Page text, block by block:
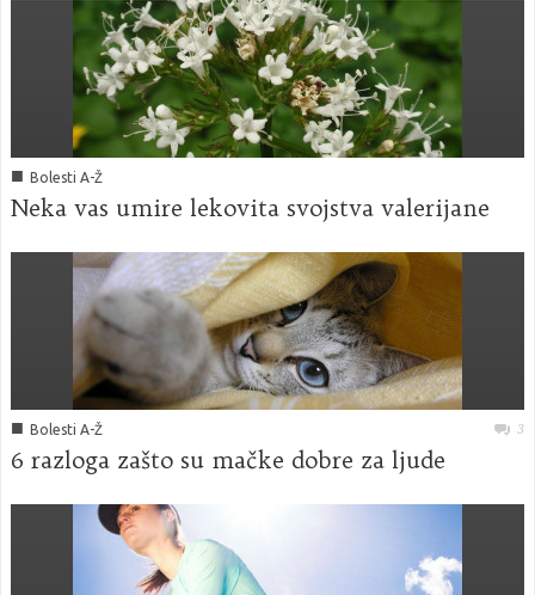
■ Bolesti A-Ž
Neka vas umire lekovita svojstva valerijane
■ Bolesti A-Ž 3
6 razloga zašto su mačke dobre za ljude